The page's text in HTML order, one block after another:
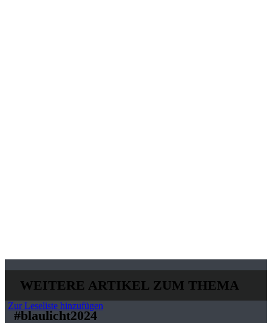
WEITERE ARTIKEL ZUM THEMA
#blaulicht2024
Zur Leseliste hinzufügen